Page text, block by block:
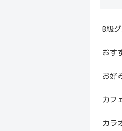
B級
おす
お好
カフ
カラ